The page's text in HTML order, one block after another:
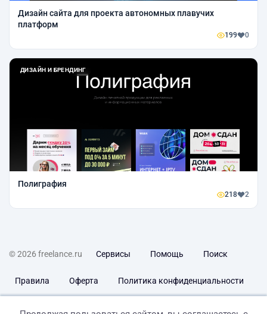
Дизайн сайта для проекта автономных плавучих
платформ
199 0
ДИЗАЙН И БРЕНДИНГ
Полиграфия
218 2
© 2026 freelance.ru Сервисы Помощь Поиск
Правила Оферта Политика конфиденциальности